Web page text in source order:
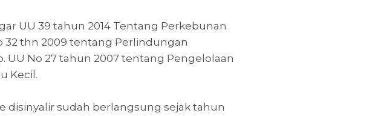
UU 39 tahun 2014 Tentang Perkebunan
32 thn 2009 tentang Perlindungan
No 27 tahun 2007 tentang Pengelolaan
Kecil.
disinyalir sudah berlangsung sejak tahun